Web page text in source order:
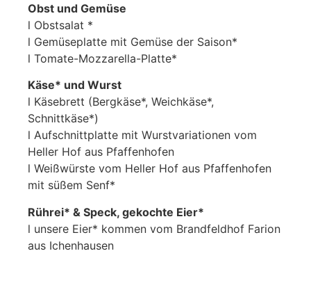
Obst und Gemüse
l Obstsalat *
l Gemüseplatte mit Gemüse der Saison*
l Tomate-Mozzarella-Platte*
Käse* und Wurst
l Käsebrett (Bergkäse*, Weichkäse*,
Schnittkäse*)
l Aufschnittplatte mit Wurstvariationen vom
Heller Hof aus Pfaffenhofen
l Weißwürste vom Heller Hof aus Pfaffenhofen
mit süßem Senf*
Rührei* & Speck, gekochte Eier*
l unsere Eier* kommen vom Brandfeldhof Farion
aus Ichenhausen